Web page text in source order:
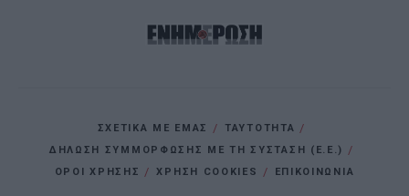
ΣΧΕΤΙΚΑ ΜΕ ΕΜΑΣ
ΤΑΥΤΟΤΗΤΑ
ΔΗΛΩΣΗ ΣΥΜΜΟΡΦΩΣΗΣ ΜΕ ΤΗ ΣΥΣΤΑΣΗ (Ε.Ε.)
ΌΡΟΙ ΧΡΗΣΗΣ
ΧΡΗΣΗ COOKIES ΕΠΙΚΟΙΝΩΝΙΑ